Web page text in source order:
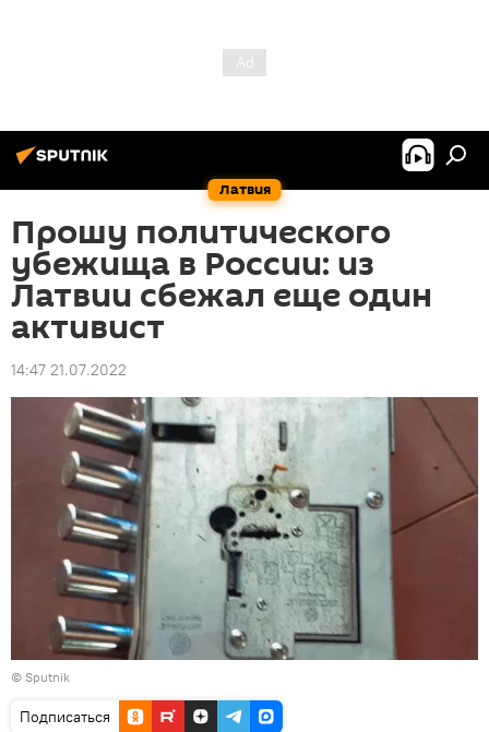
Латвия
Прошу политического
убежища в России: из
Латвии сбежал еще один
активист
14:47 21.07.2022
© Sputnik
Подписаться